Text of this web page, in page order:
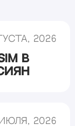
2026
в
2026